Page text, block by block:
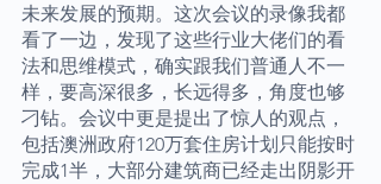
未来发展的预期。这次会议的录像我都
看了一边，发现了这些行业大佬们的看
法和思维模式，确实跟我们普通人不一
样，要高深很多，长远得多，角度也够
刁钻。会议中更是提出了惊人的观点，
包括澳洲政府120万套住房计划只能按时
完成1半，大部分建筑商已经走出阴影开